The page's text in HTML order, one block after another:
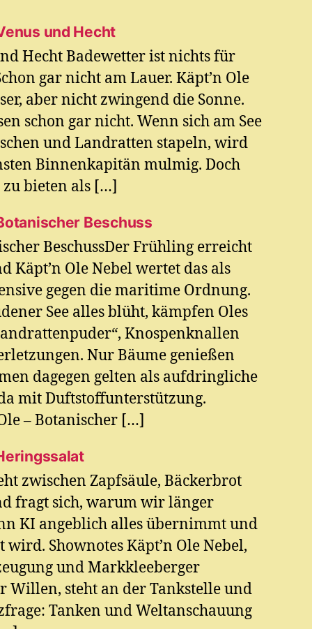
und Hecht
Hecht Badewetter ist nichts für
gar nicht am Lauer. Käpt’n Ole
aber nicht zwingend die Sonne.
schon gar nicht. Wenn sich am See
und Landratten stapeln, wird
Binnenkapitän mulmig. Doch
bieten als […]
Beschuss
BeschussDer Frühling erreicht
Käpt’n Ole Nebel wertet das als
gegen die maritime Ordnung.
See alles blüht, kämpfen Oles
Knospenknallen
Nur Bäume genießen
dagegen gelten als aufdringliche
mit Duftstoffunterstützung.
– Botanischer […]
zwischen Zapfsäule, Bäckerbrot
fragt sich, warum wir länger
KI angeblich alles übernimmt und
Shownotes Käpt’n Ole Nebel,
und Markkleeberger
Willen, steht an der Tankstelle und
Tanken und Weltanschauung